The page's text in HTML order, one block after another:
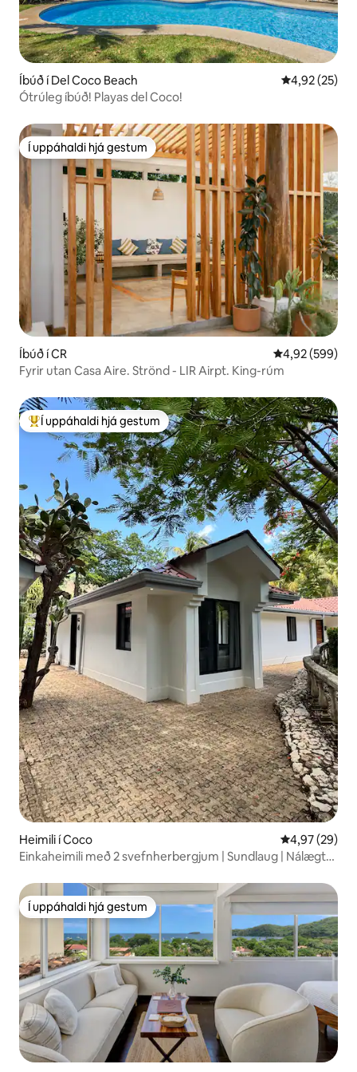
Íbúð í Del Coco Beach 4,92 af 5 í
4,92 (25)
Ótrúleg íbúð! Playas del Coco!
Í uppáhaldi hjá gestum
Í uppáhaldi hjá gestum
Íbúð í CR 4,92 af 5 í
4,92 (599)
Fyrir utan Casa Aire. Strönd - LIR Airpt. King-rúm
Í mestu uppáhaldi hjá gestum
Í uppáhaldi hjá gestum
Heimili í Coco 4,97 af 5 í
4,97 (29)
Einkaheimili með 2 svefnherbergjum | Sundlaug | Nálægt
Í uppáhaldi hjá gestum
Í uppáhaldi hjá gestum